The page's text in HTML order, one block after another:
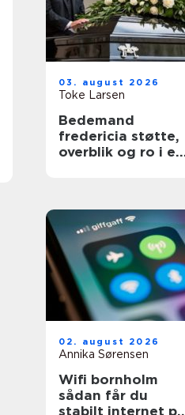
03. august 2026
Toke Larsen
Bedemand
fredericia støtte,
overblik og ro i en
02. august 2026
Annika Sørensen
Wifi bornholm
sådan får du
stabilt internet på